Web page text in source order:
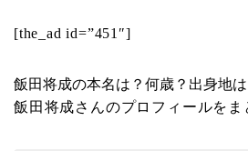
[the_ad id=”451″]
飯田将成の本名は？何歳？出身地は
飯田将成さんのプロフィールをま